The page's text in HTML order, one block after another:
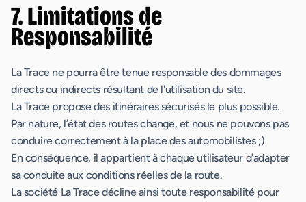
7. Limitations de
Responsabilité
La Trace ne pourra être tenue responsable des dommages
directs ou indirects résultant de l'utilisation du site.
La Trace propose des itinéraires sécurisés le plus possible.
Par nature, l’état des routes change, et nous ne pouvons pas
conduire correctement à la place des automobilistes ;)
En conséquence, il appartient à chaque utilisateur d'adapter
sa conduite aux conditions réelles de la route.
La société La Trace décline ainsi toute responsabilité pour